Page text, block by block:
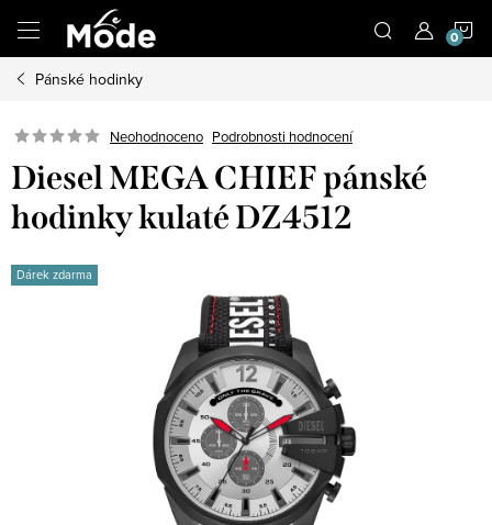
obsah
Pánské hodinky
Neohodnoceno Podrobnosti hodnocení
Diesel MEGA CHIEF pánské
hodinky kulaté DZ4512
Dárek zdarma